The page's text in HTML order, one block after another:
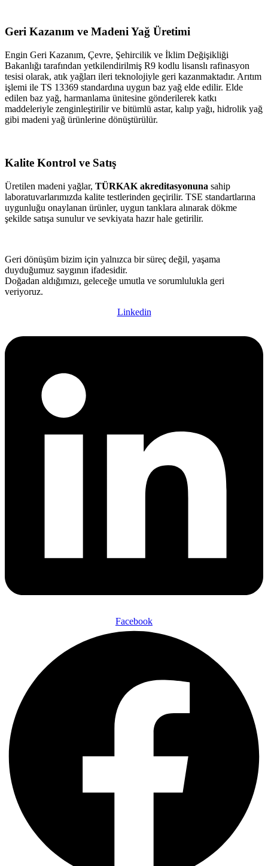
Geri Kazanım ve Madeni Yağ Üretimi
Engin Geri Kazanım, Çevre, Şehircilik ve İklim Değişikliği
Bakanlığı tarafından yetkilendirilmiş R9 kodlu lisanslı rafinasyon
tesisi olarak, atık yağları ileri teknolojiyle geri kazanmaktadır. Arıtım
işlemi ile TS 13369 standardına uygun baz yağ elde edilir. Elde
edilen baz yağ, harmanlama ünitesine gönderilerek katkı
maddeleriyle zenginleştirilir ve bitümlü astar, kalıp yağı, hidrolik yağ
gibi madeni yağ ürünlerine dönüştürülür.
Kalite Kontrol ve Satış
Üretilen madeni yağlar, TÜRKAK akreditasyonuna sahip
laboratuvarlarımızda kalite testlerinden geçirilir. TSE standartlarına
uygunluğu onaylanan ürünler, uygun tanklara alınarak dökme
şekilde satışa sunulur ve sevkiyata hazır hale getirilir.
Geri dönüşüm bizim için yalnızca bir süreç değil, yaşama
duyduğumuz saygının ifadesidir.
Doğadan aldığımızı, geleceğe umutla ve sorumlulukla geri
veriyoruz.
Linkedin
Facebook